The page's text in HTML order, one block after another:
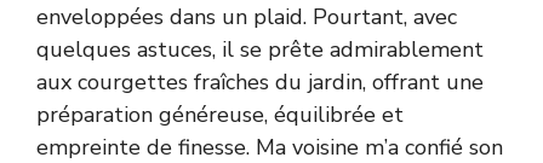
enveloppées dans un plaid. Pourtant, avec
quelques astuces, il se prête admirablement
aux courgettes fraîches du jardin, offrant une
préparation généreuse, équilibrée et
empreinte de finesse. Ma voisine m’a confié son